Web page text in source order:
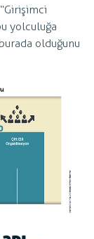
yolculuğa
olduğunu